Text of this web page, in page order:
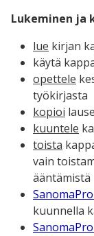
Lukeminen ja
lue kirjan
käytä
opettele
työkirjasta
kopioi
kuuntele
toista
vain
ääntämistä
kuunnella